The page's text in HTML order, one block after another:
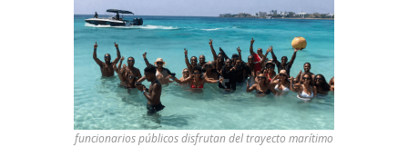
funcionarios públicos disfrutan del trayecto marítimo